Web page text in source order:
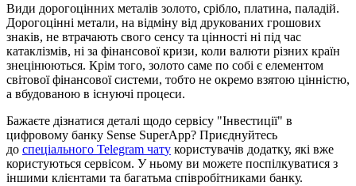
Види дорогоцінних металів золото, срібло, платина, паладій.
Дорогоцінні метали, на відміну від друкованих грошових
знаків, не втрачають свого сенсу та цінності ні під час
катаклізмів, ні за фінансової кризи, коли валюти різних країн
знецінюються. Крім того, золото саме по собі є елементом
світової фінансової системи, тобто не окремо взятою цінністю,
а вбудованою в існуючі процеси.
Бажаєте дізнатися деталі щодо сервісу "Інвестиції" в
цифровому банку Sense SuperApp? Приєднуйтесь
до спеціального Telegram чату користувачів додатку, які вже
користуються сервісом. У ньому ви можете поспілкуватися з
іншими клієнтами та багатьма співробітниками банку.